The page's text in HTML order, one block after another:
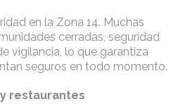
en la Zona 14. Muchas
cerradas, seguridad
vigilancia, lo que garantiza
seguros en todo momento.
restaurantes